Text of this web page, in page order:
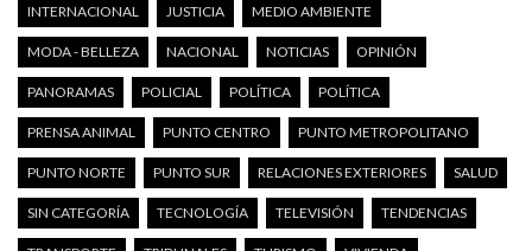
INTERNACIONAL JUSTICIA MEDIO AMBIENTE
MODA - BELLEZA NACIONAL NOTICIAS OPINIÓN
PANORAMAS POLICIAL POLÍTICA POLÍTICA
PRENSA ANIMAL PUNTO CENTRO PUNTO METROPOLITANO
PUNTO NORTE PUNTO SUR RELACIONES EXTERIORES SALUD
SIN CATEGORÍA TECNOLOGÍA TELEVISIÓN TENDENCIAS